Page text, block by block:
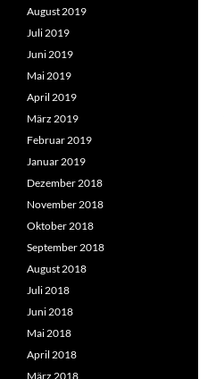
August 2019
Juli 2019
Juni 2019
Mai 2019
April 2019
März 2019
Februar 2019
Januar 2019
Dezember 2018
November 2018
Oktober 2018
September 2018
August 2018
Juli 2018
Juni 2018
Mai 2018
April 2018
März 2018